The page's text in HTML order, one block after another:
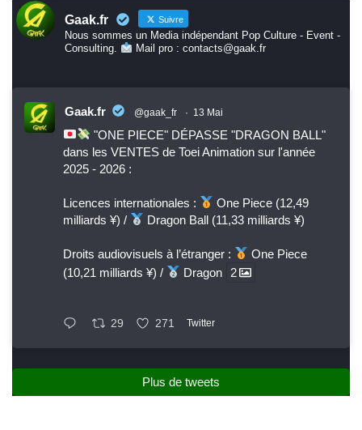
Gaak.fr Suivre
Nous sommes un Media indépendant Pop Culture - Event -
Consulting.
Mail pro : contacts@gaak.fr
Gaak.fr @gaak_fr · 13 Mai
"ONE PIECE" DÉPASSE "DRAGON BALL"
dans les VENTES de Toei Animation sur l'année
2025 - 2026 :
Licences internationales :
One Piece (12,49
milliards ¥) /
Dragon Ball (11,33 milliards ¥)
Droits audiovisuels à l’étranger :
One Piece
(10,21 milliards ¥) /
Dragon 2
29 271 Twitter
Plus de tweets